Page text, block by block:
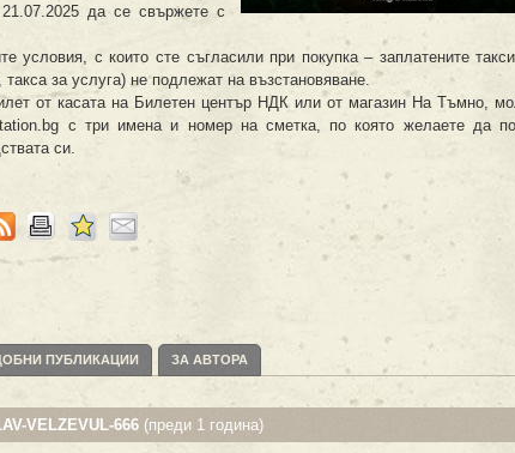
да се свържете с
с които сте съгласили при покупка – заплатените
за услуга) не подлежат на възстановяване.
от касата на Билетен център НДК или от магазин На Тъмно,
с три имена и номер на сметка, по която желаете да
си.
ПУБЛИКАЦИИ ЗА АВТОРА
VELZEVUL-666 (преди 1 година)